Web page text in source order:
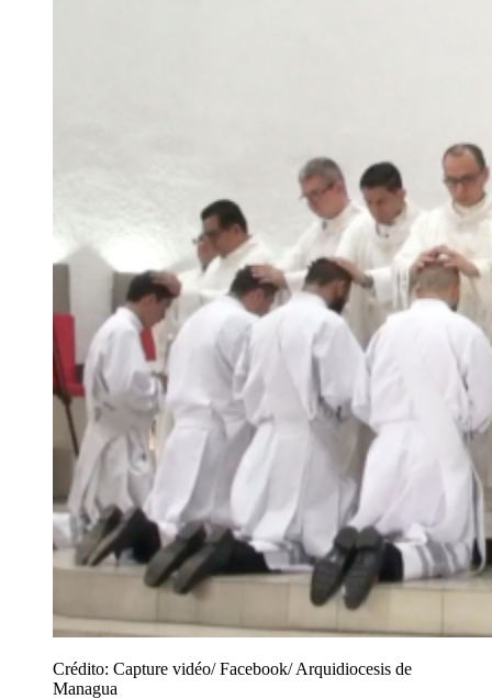
Crédito: Capture vidéo/ Facebook/ Arquidiocesis de
Managua